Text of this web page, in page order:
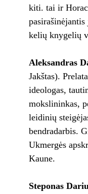
kiti. tai ir
kelių knygelių
Aleksandras
Jakštas).
ideologas,
mokslininkas,
leidinių
bendradarbis.
Ukmergės
Kaune.
Steponas